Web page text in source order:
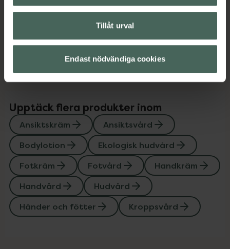
Tillåt urval
Endast nödvändiga cookies
Upptäck flera produkter inom
Ansiktskräm
Ansiktsvård
Bodylotion
Ekologisk hudvård
Fotkräm
Fotvård
Handkräm
Handvård
Hudvård
Händer och fötter
Kroppsvård